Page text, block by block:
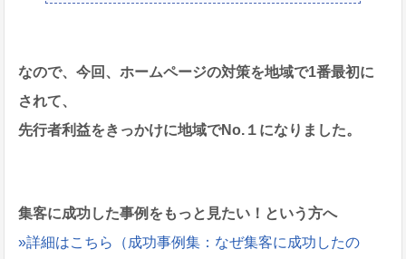
なので、今回、ホームページの対策を地域で1番最初に
されて、
先行者利益をきっかけに地域でNo.１になりました。
集客に成功した事例をもっと見たい！という方へ
»詳細はこちら（成功事例集：なぜ集客に成功したの